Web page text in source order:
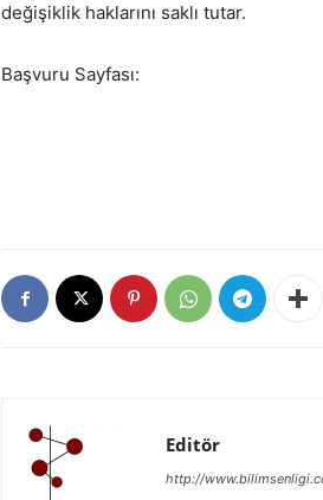
değişiklik haklarını saklı tutar.
Başvuru Sayfası:
Editör
http://